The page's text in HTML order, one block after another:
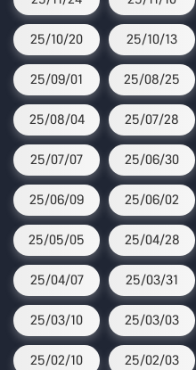
25/10/20 25/10/13
25/09/01 25/08/25
25/08/04 25/07/28
25/07/07 25/06/30
25/06/09 25/06/02
25/05/05 25/04/28
25/04/07 25/03/31
25/03/10 25/03/03
25/02/10 25/02/03